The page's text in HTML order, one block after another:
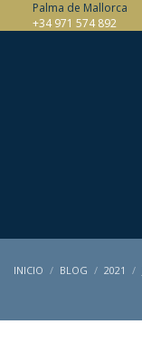
Palma de Mallorca
+34 971 574 892
INICIO BLOG 2021